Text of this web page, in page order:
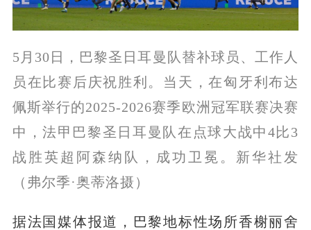
5月30日，巴黎圣日耳曼队替补球员、工作人
员在比赛后庆祝胜利。当天，在匈牙利布达
佩斯举行的2025-2026赛季欧洲冠军联赛决赛
中，法甲巴黎圣日耳曼队在点球大战中4比3
战胜英超阿森纳队，成功卫冕。新华社发
（弗尔季·奥蒂洛摄）
据法国媒体报道，巴黎地标性场所香榭丽舍